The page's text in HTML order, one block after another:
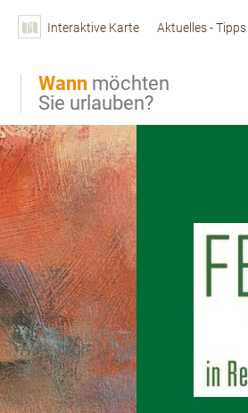
Wann möchten
Sie urlauben?
Interaktive Karte Aktuelles -